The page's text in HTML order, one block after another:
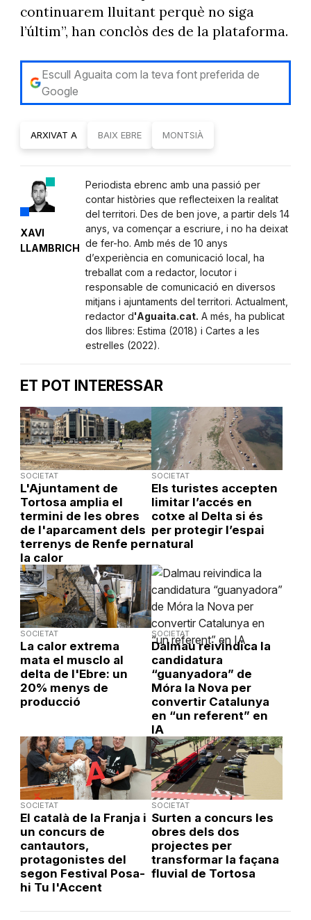
continuarem lluitant perquè no siga
l’últim”, han conclòs des de la plataforma.
Escull Aguaita com la teva font preferida de
Google
ARXIVAT A BAIX EBRE MONTSIÀ
XAVI
LLAMBRICH
Periodista ebrenc amb una passió per
contar històries que reflecteixen la realitat
del territori. Des de ben jove, a partir dels 14
anys, va començar a escriure, i no ha deixat
de fer-ho. Amb més de 10 anys
d’experiència en comunicació local, ha
treballat com a redactor, locutor i
responsable de comunicació en diversos
mitjans i ajuntaments del territori. Actualment,
redactor d'Aguaita.cat. A més, ha publicat
dos llibres: Estima (2018) i Cartes a les
estrelles (2022).
ET POT INTERESSAR
SOCIETAT
L'Ajuntament de
Tortosa amplia el
termini de les obres
de l'aparcament dels
terrenys de Renfe per
la calor
SOCIETAT
Els turistes accepten
limitar l’accés en
cotxe al Delta si és
per protegir l’espai
natural
SOCIETAT
La calor extrema
mata el musclo al
delta de l'Ebre: un
20% menys de
producció
SOCIETAT
Dalmau reivindica la
candidatura
“guanyadora” de
Móra la Nova per
convertir Catalunya
en “un referent” en
IA
SOCIETAT
El català de la Franja i
un concurs de
cantautors,
protagonistes del
segon Festival Posa-
hi Tu l'Accent
SOCIETAT
Surten a concurs les
obres dels dos
projectes per
transformar la façana
fluvial de Tortosa